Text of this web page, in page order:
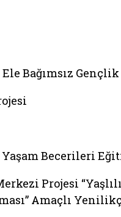
Bağımsız Gençlik
Yaşam Becerileri
Projesi
Amaçlı